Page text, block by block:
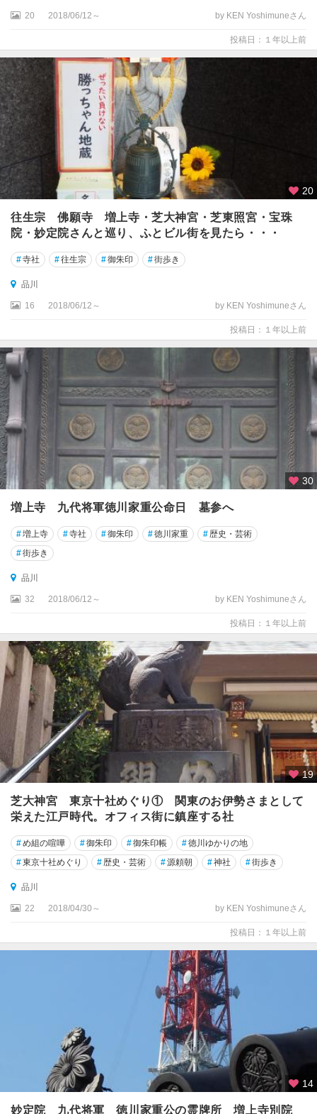
立
奥
多
摩
・
青
梅
あ
き
る
野
伊
豆
島
原
諸
島
20 2018/06/12～ by KEN Yoshimuneさん
投稿日：１年以上前
20
往生宗 佛願寺 増上寺・芝大神宮・芝東照宮・宝珠
院・妙定院さんと巡り、ふとビル街を見たら・・・
#寺社 #往生宗 #御朱印 #街歩き
品川
16 2018/06/12～ by KEN Yoshimuneさん
投稿日：１年以上前
30
増上寺 九代将軍徳川家重公命日 墓参へ
#増上寺 #寺社 #御朱印 #徳川家重 # 歴史・芸術
#街歩き
品川
32 2018/06/12～ by KEN Yoshimuneさん
投稿日：１年以上前
19
芝大神宮 東京十社めぐり① 関東のお伊勢さまとして
栄えた江戸時代。オフィス街に鎮座する社
#め組の喧嘩 #御朱印 #御朱印帳 #徳川ゆかりの地
#東京十社めぐり # 歴史・芸術 #源頼朝 #神社 #街歩き
品川
22 2018/04/30～ by KEN Yoshimuneさん
投稿日：１年以上前
14
妙定院 九代将軍 徳川家重公の霊牌所 増上寺別院